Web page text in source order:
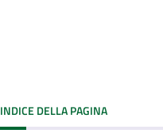
INDICE DELLA PAGINA